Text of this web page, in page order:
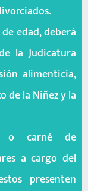
edad, deberá
la Judicatura
alimenticia,
de la Niñez y la
o carné de
a cargo del
presenten